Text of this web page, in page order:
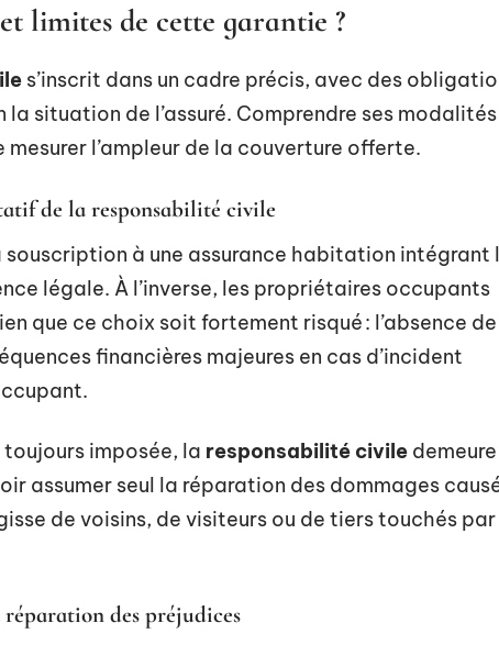
limites de cette garantie ?
s’inscrit dans un cadre précis, avec des
situation de l’assuré. Comprendre ses modalités
l’ampleur de la couverture offerte.
de la responsabilité civile
souscription à une assurance habitation intégrant
légale. À l’inverse, les propriétaires occupants
que ce choix soit fortement risqué : l’absence de
financières majeures en cas d’incident
toujours imposée, la responsabilité civile demeure
assumer seul la réparation des dommages
de voisins, de visiteurs ou de tiers touchés par
réparation des préjudices